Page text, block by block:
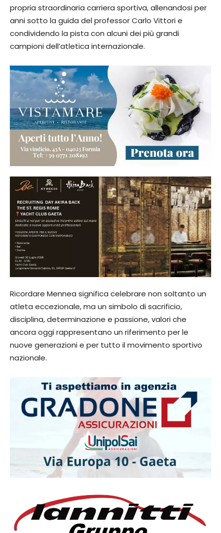
propria straordinaria carriera sportiva, allenandosi per
anni sotto la guida del professor Carlo Vittori e
condividendo la pista con alcuni dei più grandi
campioni dell’atletica internazionale.
Ricordare Mennea significa celebrare non soltanto un
atleta eccezionale, ma un simbolo di sacrificio,
disciplina, determinazione e passione, valori che
ancora oggi rappresentano un riferimento per le
nuove generazioni e per tutto il movimento sportivo
nazionale.